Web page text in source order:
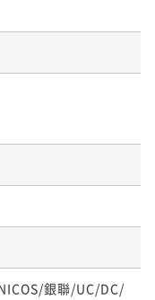
¥21,850~
！
銀聯/UC/DC/